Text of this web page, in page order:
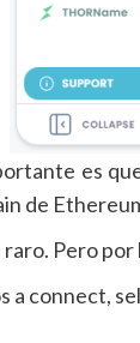
es
de
raro. Pero
a connect,